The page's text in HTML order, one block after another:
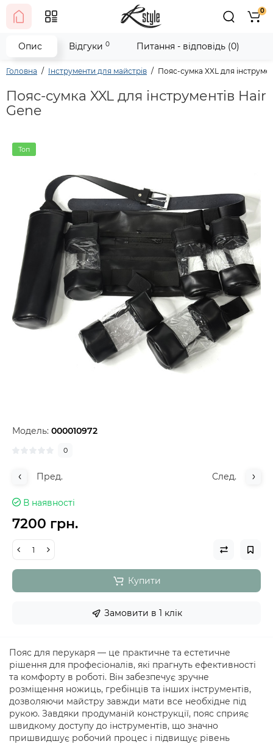
0
Головна Інструменти для майстрів Пояс-сумка XXL для
Пояс-сумка XXL для інструментів Hair
Gene
Топ
Модель: 000010972
0
Пред. След.
В наявності
7200 грн.
Купити
Замовити в 1 клік
Опис Відгуки 0 Питання - відповідь (0)
Пояс для перукаря — це практичне та естетичне
рішення для професіоналів, які прагнуть ефективності
та комфорту в роботі. Він забезпечує зручне
розміщення ножиць, гребінців та інших інструментів,
дозволяючи майстру завжди мати все необхідне під
рукою. Завдяки продуманій конструкції, пояс сприяє
швидкому доступу до інструментів, що значно
пришвидшує робочий процес і підвищує рівень